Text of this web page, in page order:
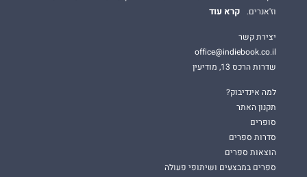
וז'אנרים.
קרא עוד
יצירת קשר
office@indiebook.co.il
שדרות הרכס 13, מודיעין
למה אינדיבוק?
תקנון האתר
סופרים
סדרות ספרים
הוצאות ספרים
ספרים במבצעים ושיתופי פעולה